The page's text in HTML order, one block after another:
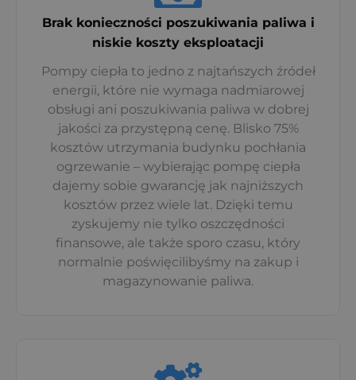
Brak konieczności poszukiwania paliwa i
niskie koszty eksploatacji
Pompy ciepła to jedno z najtańszych źródeł
energii, które nie wymaga nadmiarowej
obsługi ani poszukiwania paliwa w dobrej
jakości za przystępną cenę. Blisko 75%
kosztów utrzymania budynku pochłania
ogrzewanie – wybierając pompę ciepła
dajemy sobie gwarancję jak najniższych
kosztów przez wiele lat. Dzięki temu
zyskujemy nie tylko oszczędności
finansowe, ale także sporo czasu, który
normalnie poświęcilibyśmy na zakup i
magazynowanie paliwa.